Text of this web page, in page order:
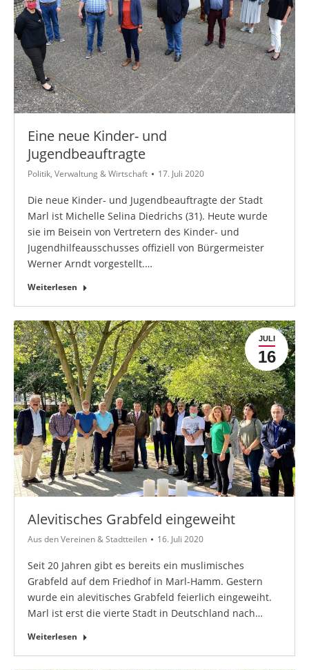
Eine neue Kinder- und
Jugendbeauftragte
Politik, Verwaltung & Wirtschaft 17. Juli 2020
Die neue Kinder- und Jugendbeauftragte der Stadt
Marl ist Michelle Selina Diedrichs (31). Heute wurde
sie im Beisein von Vertretern des Kinder- und
Jugendhilfeausschusses offiziell von Bürgermeister
Werner Arndt vorgestellt.…
Weiterlesen
JULI
16
Alevitisches Grabfeld eingeweiht
Aus den Vereinen & Stadtteilen 16. Juli 2020
Seit 20 Jahren gibt es bereits ein muslimisches
Grabfeld auf dem Friedhof in Marl-Hamm. Gestern
wurde ein alevitisches Grabfeld feierlich eingeweiht.
Marl ist erst die vierte Stadt in Deutschland nach…
Weiterlesen